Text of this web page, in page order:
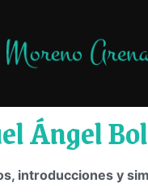
Ángel
introducciones y